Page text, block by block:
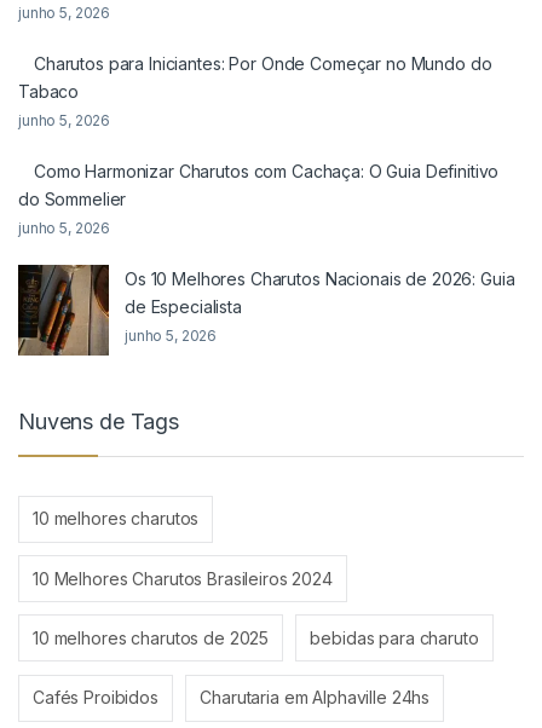
junho 5, 2026
Charutos para Iniciantes: Por Onde Começar no Mundo do
Tabaco
junho 5, 2026
Como Harmonizar Charutos com Cachaça: O Guia Definitivo
do Sommelier
junho 5, 2026
Os 10 Melhores Charutos Nacionais de 2026: Guia
de Especialista
junho 5, 2026
Nuvens de Tags
10 melhores charutos
10 Melhores Charutos Brasileiros 2024
10 melhores charutos de 2025 bebidas para charuto
Cafés Proibidos Charutaria em Alphaville 24hs